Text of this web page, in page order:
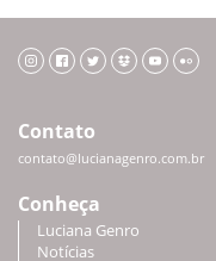
Contato
contato@lucianagenro.com.br
Conheça
Luciana Genro
Notícias